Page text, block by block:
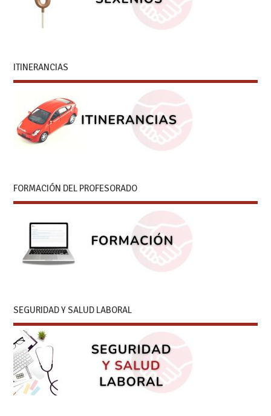
ITINERANCIAS
FORMACIÓN DEL PROFESORADO
SEGURIDAD Y SALUD LABORAL